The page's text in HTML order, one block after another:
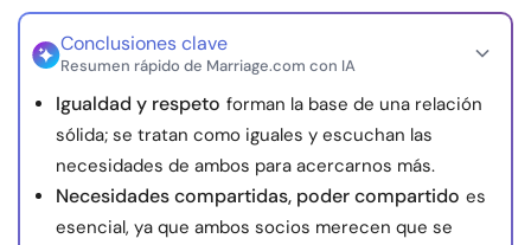
Cursos
Comunidad
Encuentra un terapeuta
Conclusiones clave
Resumen rápido de Marriage.com con IA
Igualdad y respeto forman la base de una relación
sólida; se tratan como iguales y escuchan las
necesidades de ambos para acercarnos más.
Necesidades compartidas, poder compartido es
esencial, ya que ambos socios merecen que se